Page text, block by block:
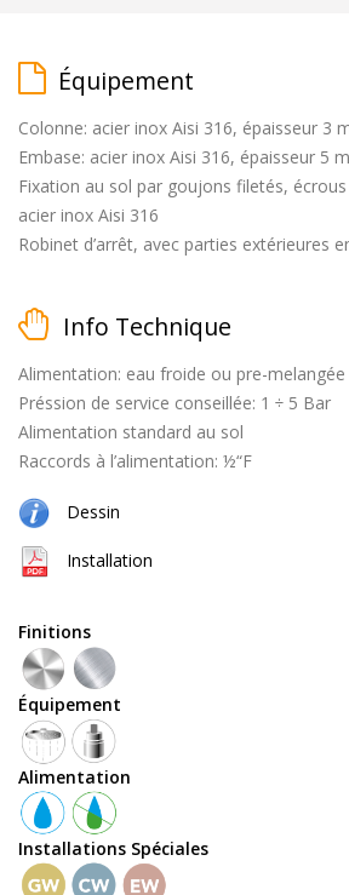
matt
black
naturel
(cuivre
laiton)
Équipement
douchette
Équipement
Colonne: acier inox Aisi 316, épaisseur 3
Embase: acier inox Aisi 316, épaisseur 5
Fixation au sol par goujons filetés,
acier inox Aisi 316
Robinet d’arrêt, avec parties extérieures
Info Technique
Alimentation: eau froide ou pre-melangée
Préssion de service conseillée: 1 ÷ 5 Bar
Alimentation standard au sol
Raccords à l’alimentation: ½“F
Dessin
Installation
Finitions
Équipement
Alimentation
Installations Spéciales